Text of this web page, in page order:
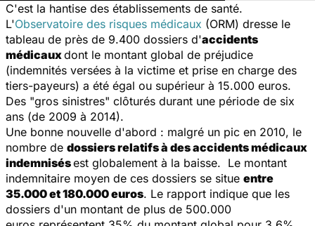
C'est la hantise des établissements de santé.
L'Observatoire des risques médicaux (ORM) dresse le
tableau de près de 9.400 dossiers d'accidents
médicauxdont le montant global de préjudice
(indemnités versées à la victime et prise en charge des
tiers-payeurs) a été égal ou supérieur à 15.000 euros.
Des "gros sinistres" clôturés durant une période de six
ans (de 2009 à 2014).
Une bonne nouvelle d'abord : malgré un pic en 2010, le
nombre de dossiers relatifs à des accidents médicaux
indemnisésest globalement à la baisse. Le montant
indemnitaire moyen de ces dossiers se situe entre
35.000 et 180.000 euros. Le rapport indique que les
dossiers d'un montant de plus de 500.000